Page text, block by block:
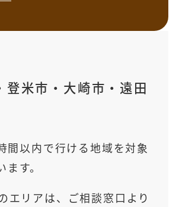
登米市 ・ 大崎市 ・ 遠田
間以内で行ける地域を対象
ます。
エリアは、ご相談窓口より